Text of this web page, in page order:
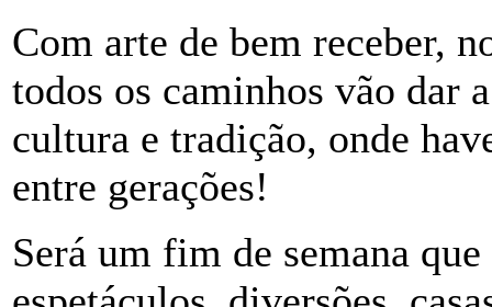
Com arte de bem receber,
todos os caminhos vão dar
cultura e tradição, onde
entre gerações!
Será um fim de semana